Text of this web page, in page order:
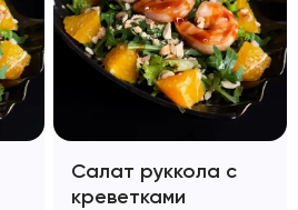
Салат руккола с
креветками